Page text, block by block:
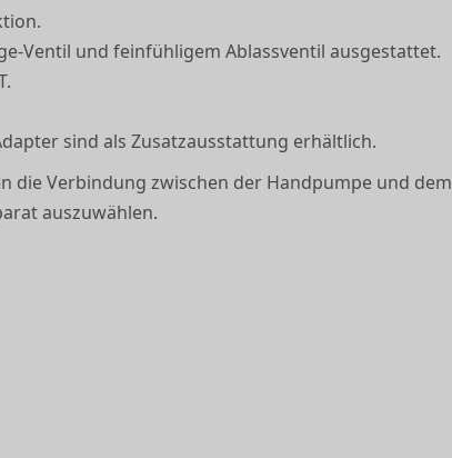
Ventil und fein­fühligem Ablassventil ausgestattet.
sind als Zusatz­ausstattung erhältlich.
die Verbindung zwischen der Handpumpe und dem
auszuwählen.